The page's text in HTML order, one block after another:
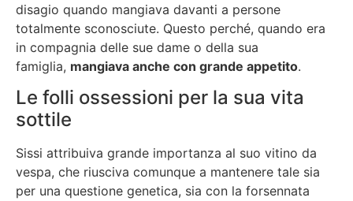
disagio quando mangiava davanti a persone
totalmente sconosciute. Questo perché, quando era
in compagnia delle sue dame o della sua
famiglia, mangiava anche con grande appetito.
Le folli ossessioni per la sua vita
sottile
Sissi attribuiva grande importanza al suo vitino da
vespa, che riusciva comunque a mantenere tale sia
per una questione genetica, sia con la forsennata